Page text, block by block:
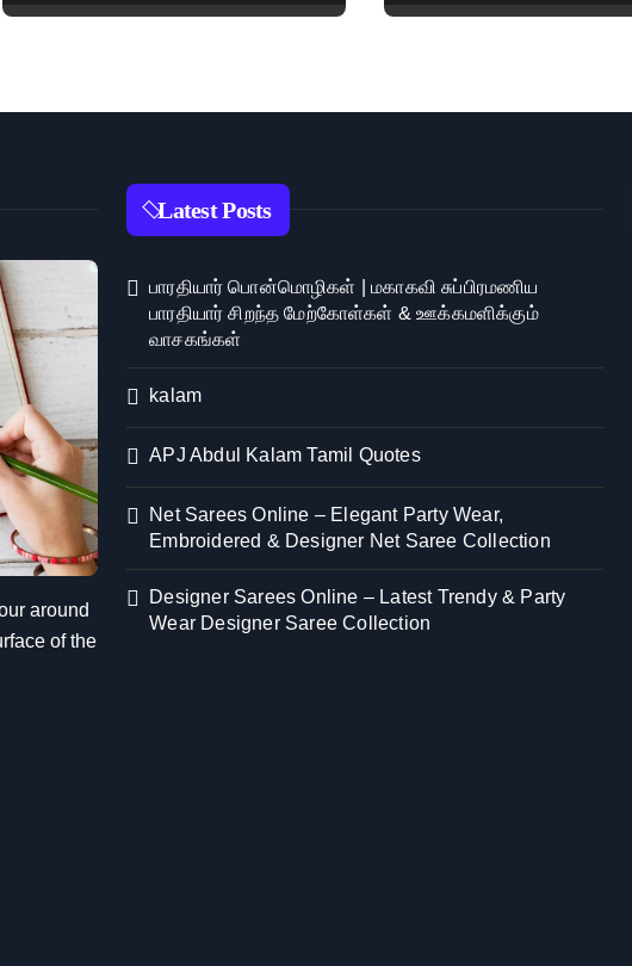
around
of the
Latest Posts
பாரதியார் பொன்மொழிகள் | மகாகவி சுப்பிரமணிய
பாரதியார் சிறந்த மேற்கோள்கள் & ஊக்கமளிக்கும்
வாசகங்கள்
kalam
APJ Abdul Kalam Tamil Quotes
Net Sarees Online – Elegant Party Wear,
Embroidered & Designer Net Saree Collection
Designer Sarees Online – Latest Trendy & Party
Wear Designer Saree Collection